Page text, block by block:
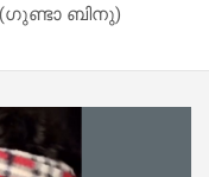
ബിനു)